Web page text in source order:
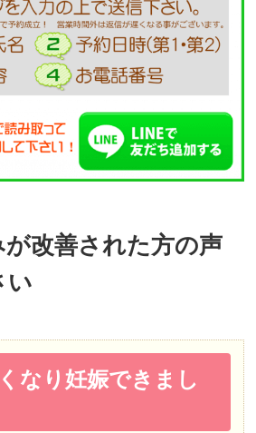
改善された方の声
い
なり妊娠できまし